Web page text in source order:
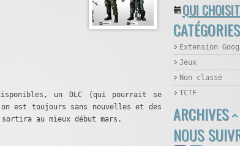
un DLC (qui pourrait se
est toujours sans nouvelles et des
au mieux début mars.
QUI
CATÉGORIES
Extension
Jeux
Non classé
TCTF
ARCHIVES
NOUS